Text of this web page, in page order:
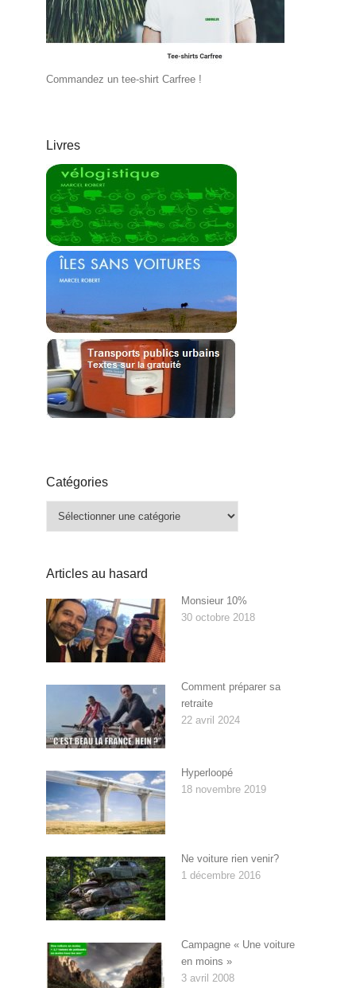
Commandez un tee-shirt Carfree !
Livres
Catégories
Articles au hasard
Monsieur 10%
30 octobre 2018
Comment préparer sa
retraite
22 avril 2024
Hyperloopé
18 novembre 2019
Ne voiture rien venir?
1 décembre 2016
Campagne « Une voiture
en moins »
3 avril 2008